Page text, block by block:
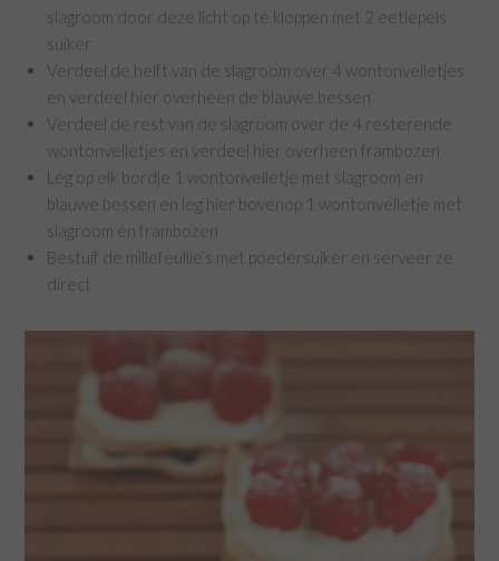
slagroom door deze licht op te kloppen met 2 eetlepels
suiker
Verdeel de helft van de slagroom over 4 wontonvelletjes
en verdeel hier overheen de blauwe bessen
Verdeel de rest van de slagroom over de 4 resterende
wontonvelletjes en verdeel hier overheen frambozen
Leg op elk bordje 1 wontonvelletje met slagroom en
blauwe bessen en leg hier bovenop 1 wontonvelletje met
slagroom en frambozen
Bestuif de millefeullie’s met poedersuiker en serveer ze
direct